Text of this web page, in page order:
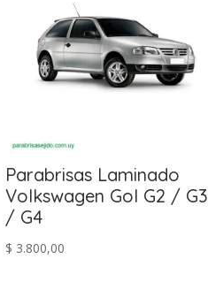
Parabrisas Laminado
Volkswagen Gol G2 / G3
/ G4
$ 3.800,00